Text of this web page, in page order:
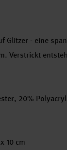
Glitzer - eine
Verstrickt
20%
10 cm